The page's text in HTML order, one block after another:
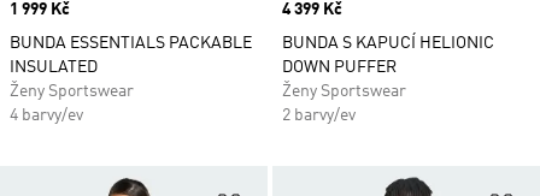
Price
1 999 Kč
BUNDA ESSENTIALS PACKABLE
INSULATED
Ženy Sportswear
4 barvy/ev
Price
4 399 Kč
BUNDA S KAPUCÍ HELIONIC
DOWN PUFFER
Ženy Sportswear
2 barvy/ev